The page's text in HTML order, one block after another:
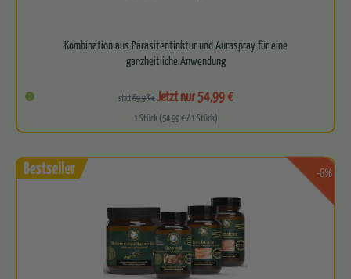
Kombination aus Parasitentinktur und Auraspray für eine
ganzheitliche Anwendung
Befreit deinen Körper auf allen Ebenen
Begl…
statt69,98 €Jetzt nur 54,99 €
1 Stück (54,99 € / 1 Stück)
-6%